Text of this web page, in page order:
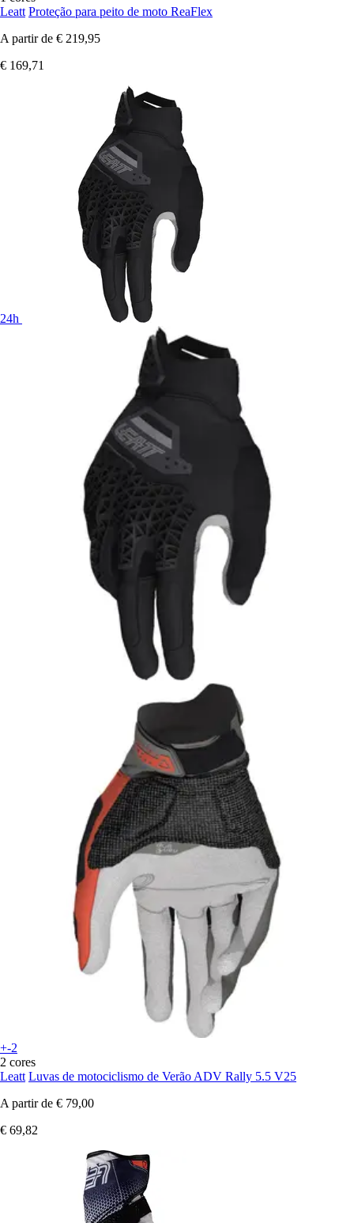
Leatt Proteção para peito de moto ReaFlex
A partir de € 219,95
€ 169,71
24h
+-2
2 cores
Leatt Luvas de motociclismo de Verão ADV Rally 5.5 V25
A partir de € 79,00
€ 69,82